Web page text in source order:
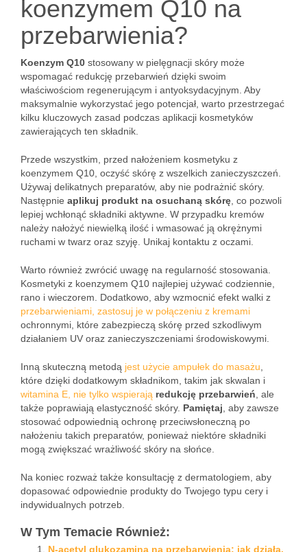
koenzymem Q10 na
przebarwienia?
Koenzym Q10 stosowany w pielęgnacji skóry może
wspomagać redukcję przebarwień dzięki swoim
właściwościom regenerującym i antyoksydacyjnym. Aby
maksymalnie wykorzystać jego potencjał, warto przestrzegać
kilku kluczowych zasad podczas aplikacji kosmetyków
zawierających ten składnik.
Przede wszystkim, przed nałożeniem kosmetyku z
koenzymem Q10, oczyść skórę z wszelkich zanieczyszczeń.
Używaj delikatnych preparatów, aby nie podrażnić skóry.
Następnie aplikuj produkt na osuchaną skórę , co pozwoli
lepiej wchłonąć składniki aktywne. W przypadku kremów
należy nałożyć niewielką ilość i wmasować ją okrężnymi
ruchami w twarz oraz szyję. Unikaj kontaktu z oczami.
Warto również zwrócić uwagę na regularność stosowania.
Kosmetyki z koenzymem Q10 najlepiej używać codziennie,
rano i wieczorem. Dodatkowo, aby wzmocnić efekt walki z
przebarwieniami, zastosuj je w połączeniu z kremami
ochronnymi, które zabezpieczą skórę przed szkodliwym
działaniem UV oraz zanieczyszczeniami środowiskowymi.
Inną skuteczną metodą jest użycie ampułek do masażu
które dzięki dodatkowym składnikom, takim jak skwalan i
witamina E, nie tylko wspierają redukcję przebarwień , ale
także poprawiają elastyczność skóry. Pamiętaj , aby zawsze
stosować odpowiednią ochronę przeciwsłoneczną po
nałożeniu takich preparatów, ponieważ niektóre składniki
mogą zwiększać wrażliwość skóry na słońce.
Na koniec rozważ także konsultację z dermatologiem, aby
dopasować odpowiednie produkty do Twojego typu cery i
indywidualnych potrzeb.
W Tym Temacie Również:
N-acetyl glukozamina na przebarwienia: jak działa,